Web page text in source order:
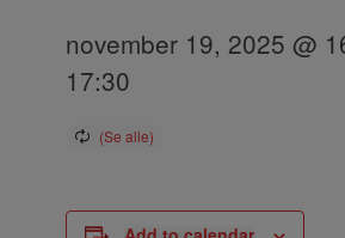
november 19, 2025 @
17:30